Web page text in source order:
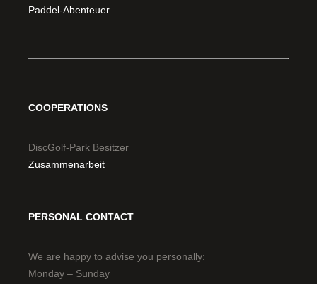
Paddel-Abenteuer
COOPERATIONS
DiscGolf-Park Besitzer
Zusammenarbeit
PERSONAL CONTACT
We are happy to advise you personally:
Monday – Sunday